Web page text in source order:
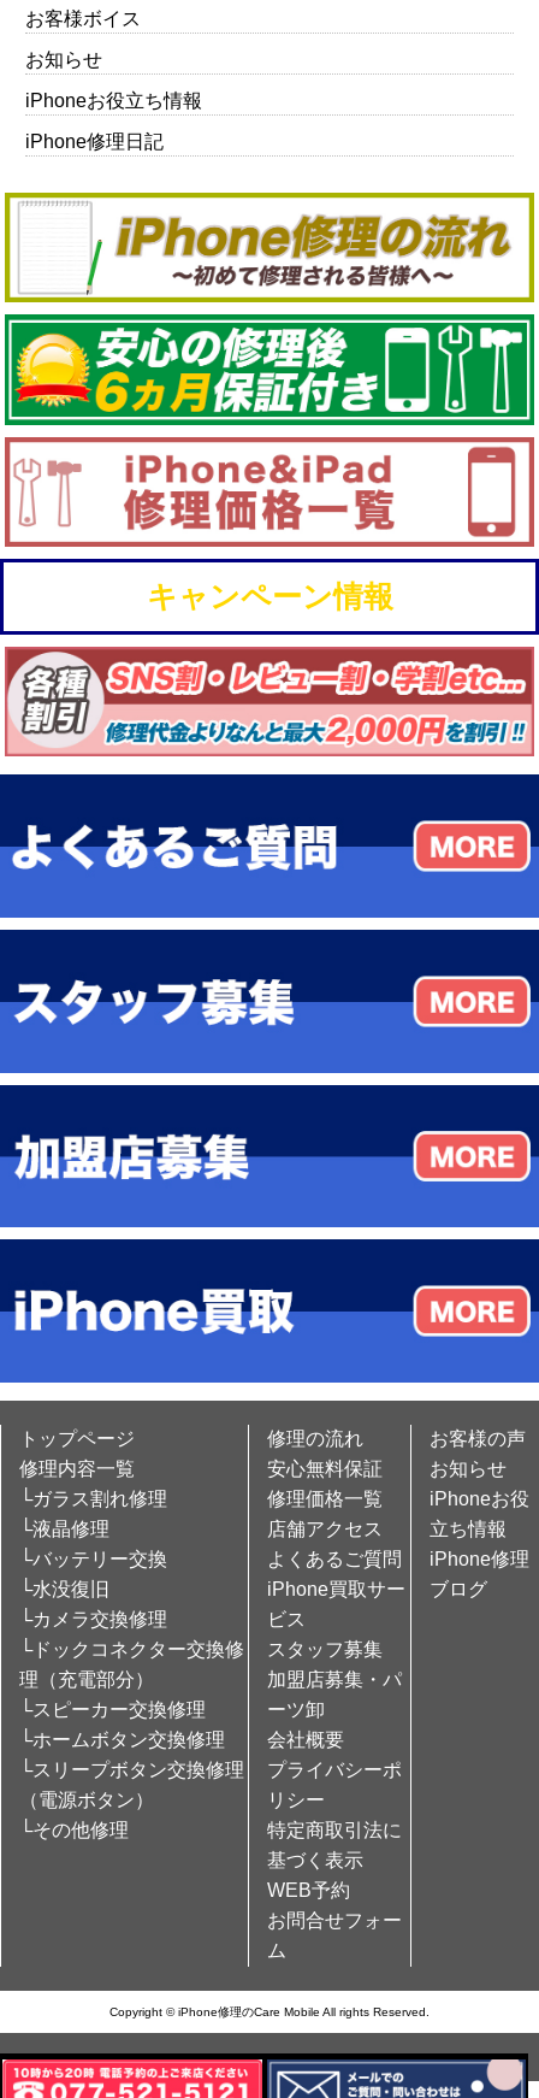
お客様ボイス
お知らせ
iPhoneお役立ち情報
iPhone修理日記
キャンペーン情報
トップページ
修理内容一覧
└ガラス割れ修理
└液晶修理
└バッテリー交換
└水没復旧
└カメラ交換修理
└ドックコネクター交換修
理（充電部分）
└スピーカー交換修理
└ホームボタン交換修理
└スリープボタン交換修理
（電源ボタン）
└その他修理
修理の流れ
安心無料保証
修理価格一覧
店舗アクセス
よくあるご質問
iPhone買取サー
ビス
スタッフ募集
加盟店募集・パ
ーツ卸
会社概要
プライバシーポ
リシー
特定商取引法に
基づく表示
WEB予約
お問合せフォー
ム
お客様の声
お知らせ
iPhoneお役
立ち情報
iPhone修理
ブログ
Copyright © iPhone修理のCare Mobile All rights Reserved.